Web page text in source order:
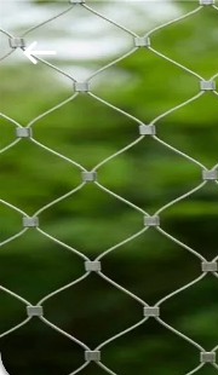
HOGAR
SOBRE
NOSOTROS
cuerda
de
alambre
de
inoxidable
Proveedor.
Copyright
2018
Anping
Yuntong
Metal
Mesh
Co.,
All
Rights
Reserved.